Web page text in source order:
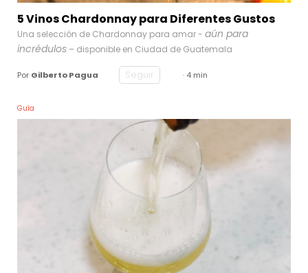
5 Vinos Chardonnay para Diferentes Gustos
Una selección de Chardonnay para amar - aún para
incrédulos – disponible en Ciudad de Guatemala
Por Gilberto Pagua Seguir · 4 min
Guía